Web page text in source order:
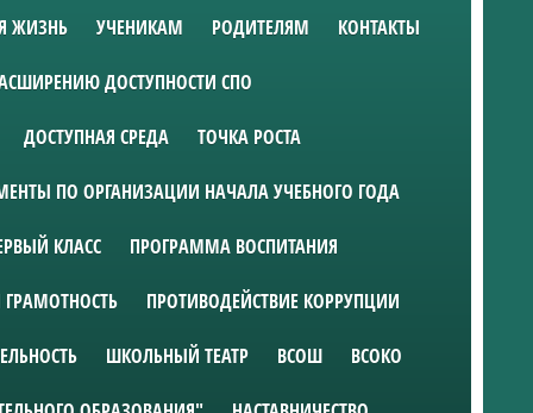
ЖИЗНЬ УЧЕНИКАМ РОДИТЕЛЯМ КОНТАКТЫ
ДОСТУПНОСТИ СПО
ДОСТУПНАЯ СРЕДА ТОЧКА РОСТА
ПО ОРГАНИЗАЦИИ НАЧАЛА УЧЕБНОГО ГОДА
КЛАСС ПРОГРАММА ВОСПИТАНИЯ
ПРОТИВОДЕЙСТВИЕ КОРРУПЦИИ
ШКОЛЬНЫЙ ТЕАТР ВСОШ ВСОКО